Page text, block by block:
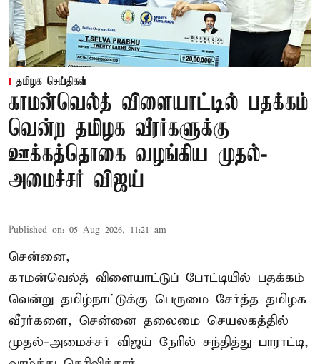
தமிழக செய்திகள்
காமன்வெல்த் விளையாட்டில் பதக்கம்
வென்ற தமிழக வீரர்களுக்கு
ஊக்கத்தொகை வழங்கிய முதல்-
அமைச்சர் விஜய்
Published on: 05 Aug 2026, 11:21 am
சென்னை,
காமன்வெல்த் விளையாட்டுப் போட்டியில் பதக்கம்
வென்று தமிழ்நாட்டுக்கு பெருமை சேர்த்த தமிழக
வீரர்களை, சென்னை தலைமை செயலகத்தில்
முதல்-அமைச்சர் விஜய் நேரில் சந்தித்து பாராட்டி,